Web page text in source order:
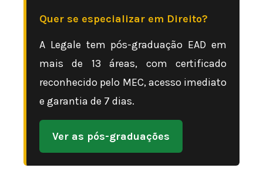
Quer se especializar em Direito?
A Legale tem pós-graduação EAD em
mais de 13 áreas, com certificado
reconhecido pelo MEC, acesso imediato
e garantia de 7 dias.
Ver as pós-graduações